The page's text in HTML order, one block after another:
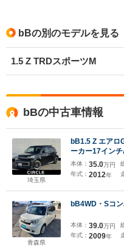
bBの別のモデルを見る
1.5 Z TRDスポーツM
bBの中古車情報
埼玉県
bB1.5 Z エア
ーカー17イン
ビ バックモニ
本体： 35.0万円
年式： 2012年
青森県
bB4WD・Sコ
本体： 39.0万円
年式： 2009年